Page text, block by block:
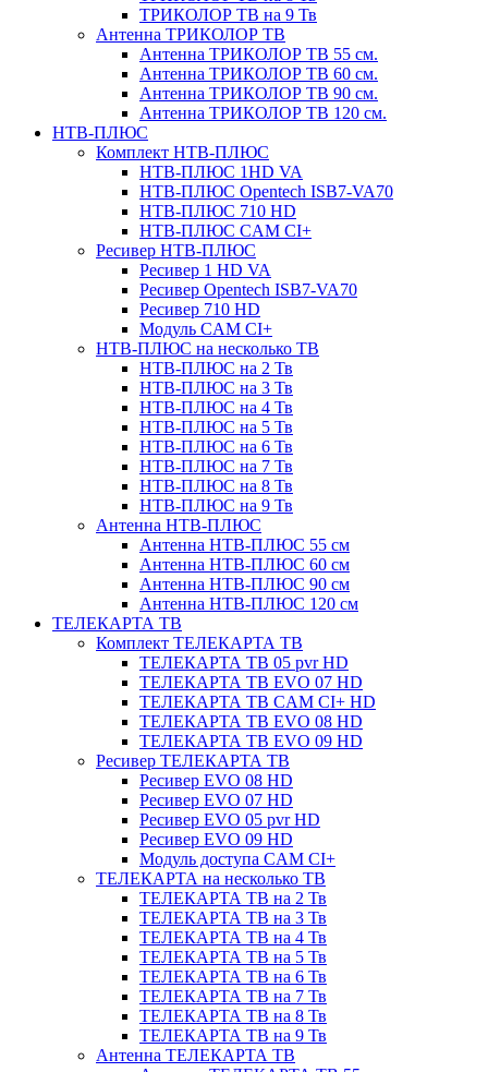
ТРИКОЛОР ТВ на 9 Тв
Антенна ТРИКОЛОР ТВ
Антенна ТРИКОЛОР ТВ 55 см.
Антенна ТРИКОЛОР ТВ 60 см.
Антенна ТРИКОЛОР ТВ 90 см.
Антенна ТРИКОЛОР ТВ 120 см.
НТВ-ПЛЮС
Комплект НТВ-ПЛЮС
НТВ-ПЛЮС 1HD VA
НТВ-ПЛЮС Opentech ISB7-VA70
НТВ-ПЛЮС 710 HD
НТВ-ПЛЮС CAM CI+
Ресивер НТВ-ПЛЮС
Ресивер 1 HD VA
Ресивер Opentech ISB7-VA70
Ресивер 710 HD
Модуль CAM CI+
НТВ-ПЛЮС на несколько ТВ
НТВ-ПЛЮС на 2 Тв
НТВ-ПЛЮС на 3 Тв
НТВ-ПЛЮС на 4 Тв
НТВ-ПЛЮС на 5 Тв
НТВ-ПЛЮС на 6 Тв
НТВ-ПЛЮС на 7 Тв
НТВ-ПЛЮС на 8 Тв
НТВ-ПЛЮС на 9 Тв
Антенна НТВ-ПЛЮС
Антенна НТВ-ПЛЮС 55 см
Антенна НТВ-ПЛЮС 60 см
Антенна НТВ-ПЛЮС 90 см
Антенна НТВ-ПЛЮС 120 см
ТЕЛЕКАРТА ТВ
Комплект ТЕЛЕКАРТА ТВ
ТЕЛЕКАРТА ТВ 05 pvr HD
ТЕЛЕКАРТА ТВ EVO 07 HD
ТЕЛЕКАРТА ТВ CAM CI+ HD
ТЕЛЕКАРТА ТВ EVO 08 HD
ТЕЛЕКАРТА ТВ EVO 09 HD
Ресивер ТЕЛЕКАРТА ТВ
Ресивер EVO 08 HD
Ресивер EVO 07 HD
Ресивер EVO 05 pvr HD
Ресивер EVO 09 HD
Модуль доступа CAM CI+
ТЕЛЕКАРТА на несколько ТВ
ТЕЛЕКАРТА ТВ на 2 Тв
ТЕЛЕКАРТА ТВ на 3 Тв
ТЕЛЕКАРТА ТВ на 4 Тв
ТЕЛЕКАРТА ТВ на 5 Тв
ТЕЛЕКАРТА ТВ на 6 Тв
ТЕЛЕКАРТА ТВ на 7 Тв
ТЕЛЕКАРТА ТВ на 8 Тв
ТЕЛЕКАРТА ТВ на 9 Тв
Антенна ТЕЛЕКАРТА ТВ